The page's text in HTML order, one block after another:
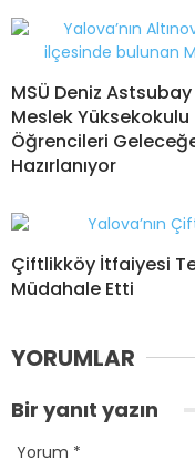
MSÜ Deniz Astsubay
Meslek Yüksekokulu
Öğrencileri
Hazırlanıyor
Çiftlikköy İtfaiyesi
Müdahale Etti
YORUMLAR
Bir yanıt yazın
Yorum *